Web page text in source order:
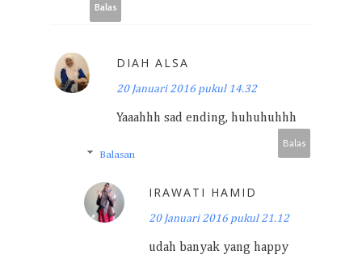
Balas
DIAH ALSA
20 Januari 2016 pukul 14.32
Yaaahhh sad ending, huhuhuhhh
Balas
Balasan
IRAWATI HAMID
20 Januari 2016 pukul 21.12
udah banyak yang happy